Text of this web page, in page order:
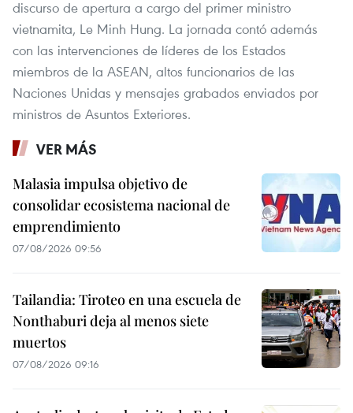
discurso de apertura a cargo del primer ministro
vietnamita, Le Minh Hung. La jornada contó además
con las intervenciones de líderes de los Estados
miembros de la ASEAN, altos funcionarios de las
Naciones Unidas y mensajes grabados enviados por
ministros de Asuntos Exteriores.
VER MÁS
Malasia impulsa objetivo de
consolidar ecosistema nacional de
emprendimiento
07/08/2026 09:56
Tailandia: Tiroteo en una escuela de
Nonthaburi deja al menos siete
muertos
07/08/2026 09:16